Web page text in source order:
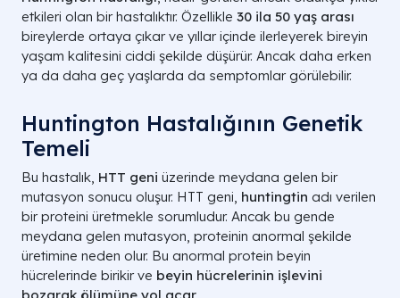
etkileri olan bir hastalıktır. Özellikle 30 ila 50 yaş arası
bireylerde ortaya çıkar ve yıllar içinde ilerleyerek bireyin
yaşam kalitesini ciddi şekilde düşürür. Ancak daha erken
ya da daha geç yaşlarda da semptomlar görülebilir.
Huntington Hastalığının Genetik
Temeli
Bu hastalık, HTT geni üzerinde meydana gelen bir
mutasyon sonucu oluşur. HTT geni, huntingtin adı verilen
bir proteini üretmekle sorumludur. Ancak bu gende
meydana gelen mutasyon, proteinin anormal şekilde
üretimine neden olur. Bu anormal protein beyin
hücrelerinde birikir ve beyin hücrelerinin işlevini